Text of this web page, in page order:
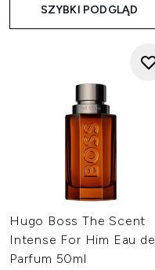
SZYBKI PODGLĄD
Hugo Boss The Scent
Intense For Him Eau de
Parfum 50ml